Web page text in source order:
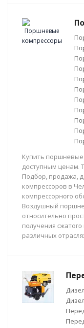
Купить поршневые
доступным ценам.
Подбор, продажа,
компрессоров в
компрессорного
Воздушный
относительно
получения
различных